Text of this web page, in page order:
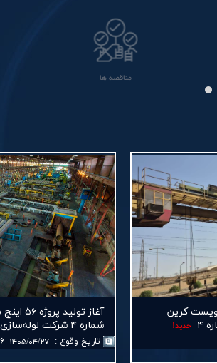
مناقصه ها
كرین
۴
جديد!
آغاز
شماره ۴ شركت لوله‌سازی اهواز
تاريخ وقوع : ۱۴۰۵/۰۴/۲۷